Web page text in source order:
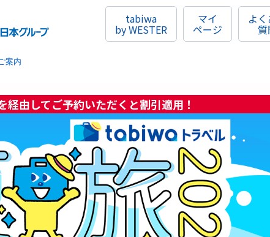
tabiwa
by WESTER
マイ
ページ
よ
質
案内
経由してご予約いただくと割引適用！